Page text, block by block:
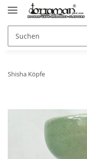
Shisha Köpfe